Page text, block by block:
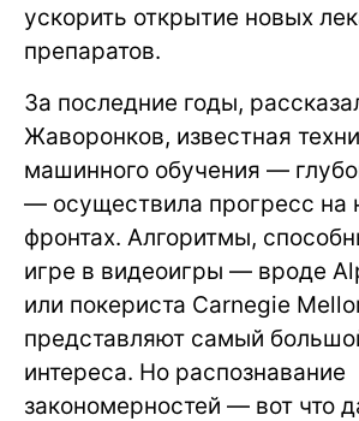
ускорить открытие новых
препаратов.
За последние годы,
Жаворонков, известная
машинного обучения —
— осуществила прогресс на
фронтах. Алгоритмы,
игре в видеоигры — вроде
или покериста Carnegie
представляют самый
интереса. Но распознавание
закономерностей — вот что